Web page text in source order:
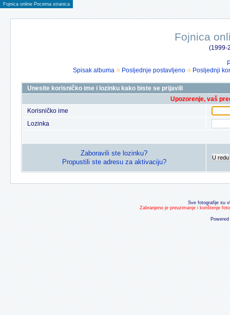
Fojnica online Pocetna stranica
Fojnica
(1999-
Spisak albuma
Posljednje postavljeno Posljednji
Unesite korisničko ime i lozinku kako biste se prijavili
Upozorenje, vaš
Korisničko ime
Lozinka
Zaboravili ste lozinku?
Propustili ste adresu za aktivaciju?
U redu
Sve fotografije su
Zabranjeno je preuzimanje i korištenje